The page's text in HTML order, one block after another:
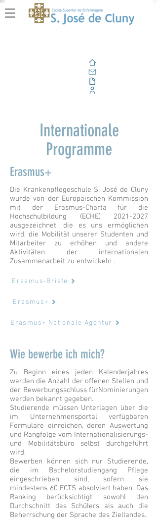
Internationale
Programme
Erasmus+
Die Krankenpflegeschule S. José de Cluny
wurde von der Europäischen Kommission
mit der Erasmus-Charta für die
Hochschulbildung (ECHE) 2021-2027
ausgezeichnet, die es uns ermöglichen
wird, die Mobilität unserer Studenten und
Mitarbeiter zu erhöhen und andere
Aktivitäten der internationalen
Zusammenarbeit zu entwickeln .
Erasmus-Briefe
Erasmus+
Erasmus+ Nationale Agentur
Wie bewerbe ich mich?
Zu Beginn eines jeden Kalenderjahres
werden die Anzahl der offenen Stellen und
der Bewerbungsschluss fürNominierungen
werden bekannt gegeben.
Studierende müssen Unterlagen über die
im Unternehmensportal verfügbaren
Formulare einreichen, deren Auswertung
und Rangfolge vom Internationalisierungs-
und Mobilitätsbüro selbst durchgeführt
wird.
Bewerben können sich nur Studierende,
die im Bachelorstudiengang Pflege
eingeschrieben sind, sofern sie
mindestens 60 ECTS absolviert haben. Das
Ranking berücksichtigt sowohl den
Durchschnitt des Schülers als auch die
Beherrschung der Sprache des Ziellandes.